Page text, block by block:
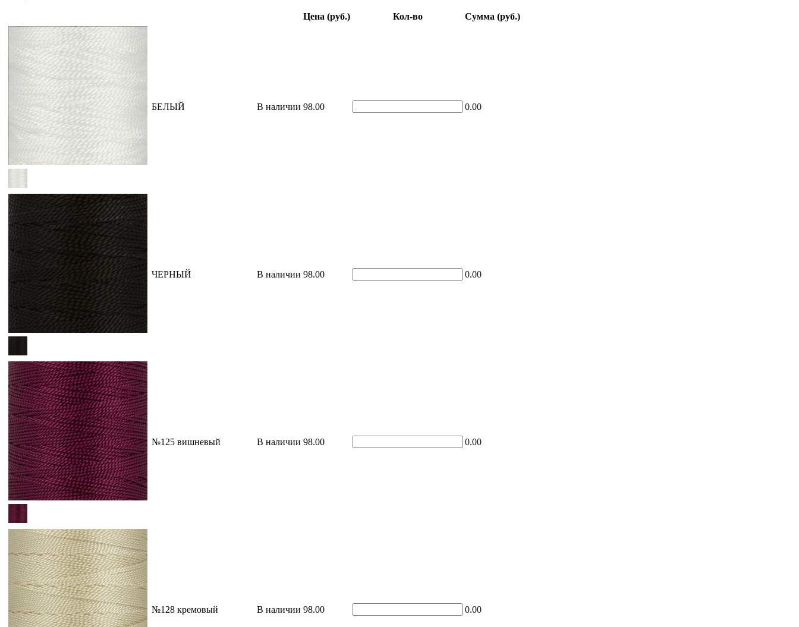
Цена (руб.) Кол-во Сумма (руб.)
БЕЛЫЙ В наличии 98.00 0.00
ЧЕРНЫЙ В наличии 98.00 0.00
№125 вишневый В наличии 98.00 0.00
№128 кремовый В наличии 98.00 0.00